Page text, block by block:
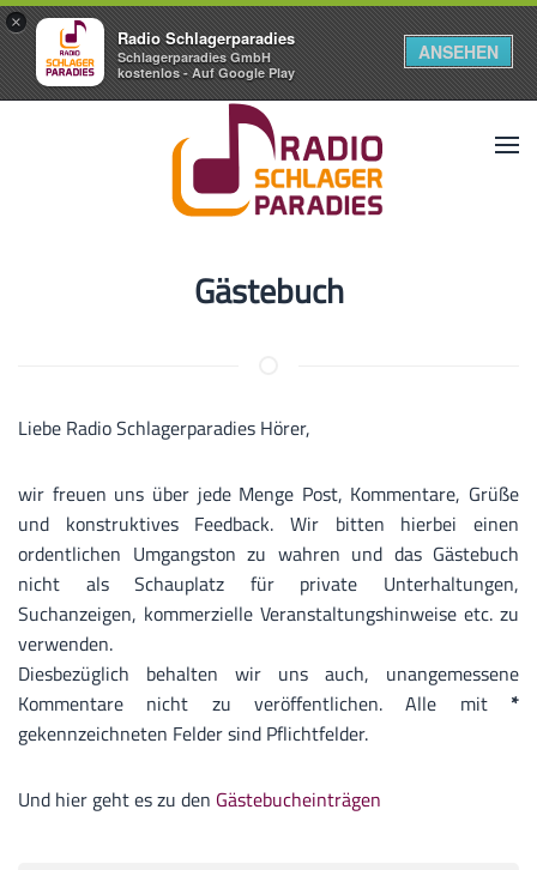
×
Radio Schlagerparadies
Schlagerparadies GmbH
kostenlos - Auf Google Play
ANSEHEN
Gästebuch
Liebe Radio Schlagerparadies Hörer,
wir freuen uns über jede Menge Post, Kommentare, Grüße
und konstruktives Feedback. Wir bitten hierbei einen
ordentlichen Umgangston zu wahren und das Gästebuch
nicht als Schauplatz für private Unterhaltungen,
Suchanzeigen, kommerzielle Veranstaltungshinweise etc. zu
verwenden.
Diesbezüglich behalten wir uns auch, unangemessene
Kommentare nicht zu veröffentlichen. Alle mit *
gekennzeichneten Felder sind Pflichtfelder.
Und hier geht es zu den Gästebucheinträgen